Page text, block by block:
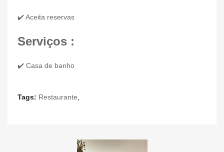
✔️ Aceita reservas
Serviços :
✔️ Casa de banho
Tags: Restaurante